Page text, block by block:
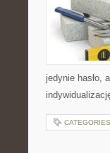
jedynie hasło,